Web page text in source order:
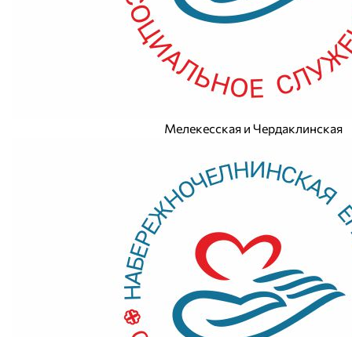
Мелекесская и Чердаклинская